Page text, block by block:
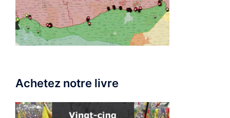
Achetez notre livre